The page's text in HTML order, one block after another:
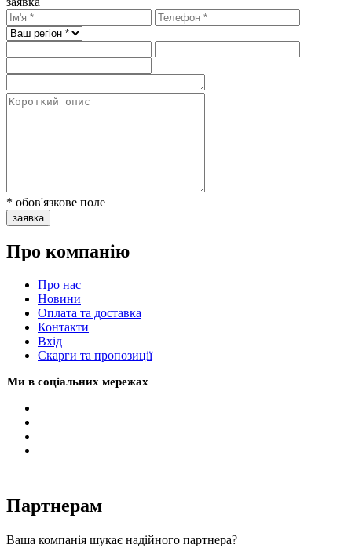
* обов'язкове поле
заявка
Про компанію
Про нас
Новини
Оплата та доставка
Контакти
Вхiд
Скарги та пропозиції
Ми в соціальних мережах
Партнерам
Ваша компанія шукає надійного партнера?